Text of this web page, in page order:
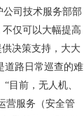
公司技术服务部部
仅可以大幅提高
决策支持，大大
道路日常巡查的难
目前，无人机、
营服务（安全管